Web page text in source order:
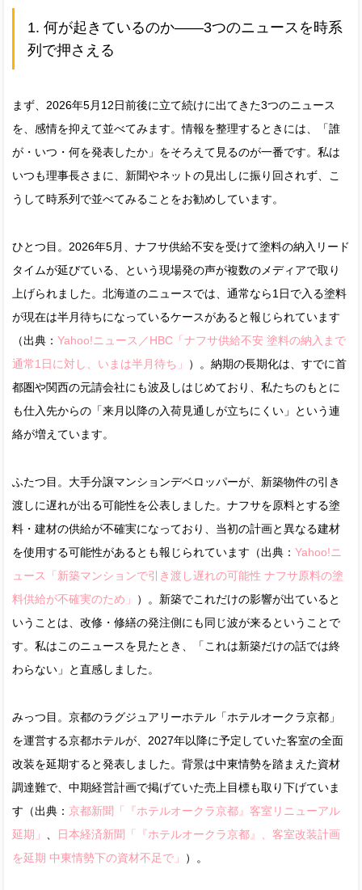
1. 何が起きているのか——3つのニュースを時系
列で押さえる
まず、2026年5月12日前後に立て続けに出てきた3つのニュース
を、感情を抑えて並べてみます。情報を整理するときには、「誰
が・いつ・何を発表したか」をそろえて見るのが一番です。私は
いつも理事長さまに、新聞やネットの見出しに振り回されず、こ
うして時系列で並べてみることをお勧めしています。
ひとつ目。2026年5月、ナフサ供給不安を受けて塗料の納入リード
タイムが延びている、という現場発の声が複数のメディアで取り
上げられました。北海道のニュースでは、通常なら1日で入る塗料
が現在は半月待ちになっているケースがあると報じられています
（出典： Yahoo!ニュース／HBC「ナフサ供給不安 塗料の納入まで
通常1日に対し、いまは半月待ち」
）。納期の長期化は、すでに首
都圏や関西の元請会社にも波及しはじめており、私たちのもとに
も仕入先からの「来月以降の入荷見通しが立ちにくい」という連
絡が増えています。
ふたつ目。大手分譲マンションデベロッパーが、新築物件の引き
渡しに遅れが出る可能性を公表しました。ナフサを原料とする塗
料・建材の供給が不確実になっており、当初の計画と異なる建材
を使用する可能性があるとも報じられています（出典： Yahoo!ニ
ュース「新築マンションで引き渡し遅れの可能性 ナフサ原料の塗
料供給が不確実のため」
）。新築でこれだけの影響が出ていると
いうことは、改修・修繕の発注側にも同じ波が来るということで
す。私はこのニュースを見たとき、「これは新築だけの話では終
わらない」と直感しました。
みっつ目。京都のラグジュアリーホテル「ホテルオークラ京都」
を運営する京都ホテルが、2027年以降に予定していた客室の全面
改装を延期すると発表しました。背景は中東情勢を踏まえた資材
調達難で、中期経営計画で掲げていた売上目標も取り下げていま
す（出典： 京都新聞「『ホテルオークラ京都』客室リニューアル
延期」
日本経済新聞「『ホテルオークラ京都』、客室改装計画
を延期 中東情勢下の資材不足で」
）。